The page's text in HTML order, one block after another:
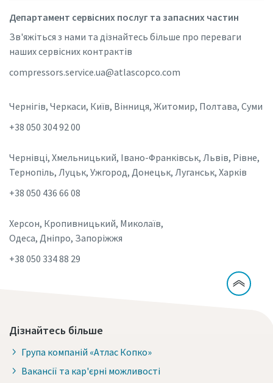
Департамент сервісних послуг та запасних частин
Зв'яжіться з нами та дізнайтесь більше про переваги
наших сервісних контрактів
compressors.service.ua@atlascopco.com
Чернігів, Черкаси, Київ, Вінниця, Житомир, Полтава, Суми
+38 050 304 92 00
Чернівці, Хмельницький, Івано-Франківськ, Львів, Рівне,
Тернопіль, Луцьк, Ужгород, Донецьк, Луганськ, Харків
+38 050 436 66 08
Херсон, Кропивницький, Миколаїв,
Одеса, Дніпро, Запоріжжя
+38 050 334 88 29
Дізнайтесь більше
Група компаній «Атлас Копко»
Вакансії та кар'єрні можливості